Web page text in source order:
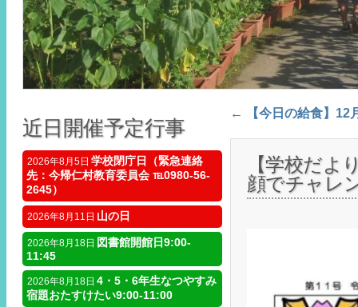
Post navigation
← 【今日の給食】12
【学校だよ
顔でチャレ
近日開催予定行事
2026年8月5日 学校閉庁日（緊急連絡
先：今帰仁村教育委員会 ℡0980-56-
2645）
2026年8月11日 山の日
2026年8月18日 図書館開館日9:00-
11:45
2026年8月18日 4・5・6年生なつやすみ
宿題おたすけたい9:00-11:00